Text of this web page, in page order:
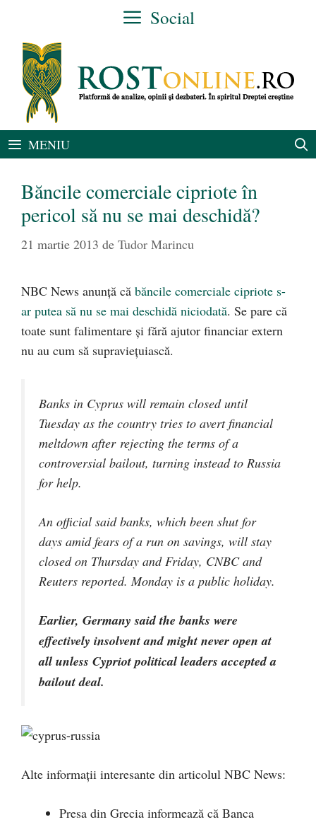
conținut
Social
MENIU
Băncile comerciale cipriote în
pericol să nu se mai deschidă?
21 martie 2013 de Tudor Marincu
NBC News anunţă că băncile comerciale cipriote s-
ar putea să nu se mai deschidă niciodată. Se pare că
toate sunt falimentare şi fără ajutor financiar extern
nu au cum să supravieţuiască.
Banks in Cyprus will remain closed until
Tuesday as the country tries to avert financial
meltdown after rejecting the terms of a
controversial bailout, turning instead to Russia
for help.
An official said banks, which been shut for
days amid fears of a run on savings, will stay
closed on Thursday and Friday, CNBC and
Reuters reported. Monday is a public holiday.
Earlier, Germany said the banks were
effectively insolvent and might never open at
all unless Cypriot political leaders accepted a
bailout deal.
Alte informaţii interesante din articolul NBC News:
Presa din Grecia informează că Banca